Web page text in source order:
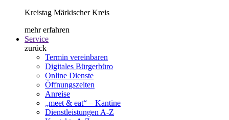
Kreistag Märkischer Kreis
mehr erfahren
Service
zurück
Termin vereinbaren
Digitales Bürgerbüro
Online Dienste
Öffnungszeiten
Anreise
„meet & eat“ – Kantine
Dienstleistungen A-Z